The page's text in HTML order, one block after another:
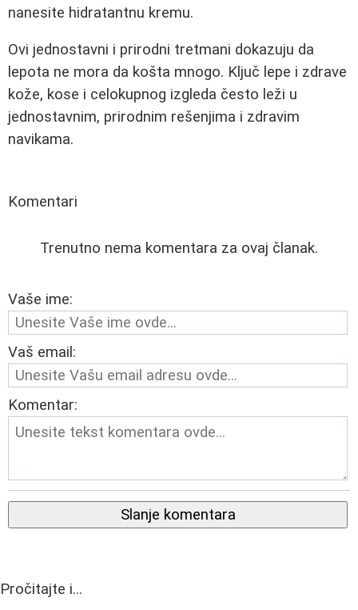
nanesite hidratantnu kremu.
Ovi jednostavni i prirodni tretmani dokazuju da
lepota ne mora da košta mnogo. Ključ lepe i zdrave
kože, kose i celokupnog izgleda često leži u
jednostavnim, prirodnim rešenjima i zdravim
navikama.
Komentari
Trenutno nema komentara za ovaj članak.
Vaše ime:
Vaš email:
Komentar:
Slanje komentara
Pročitajte i...